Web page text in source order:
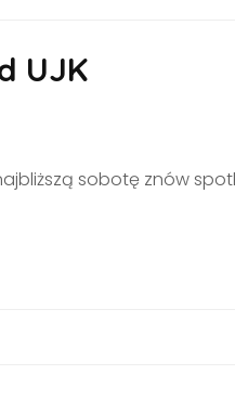
UJK
sobotę znów